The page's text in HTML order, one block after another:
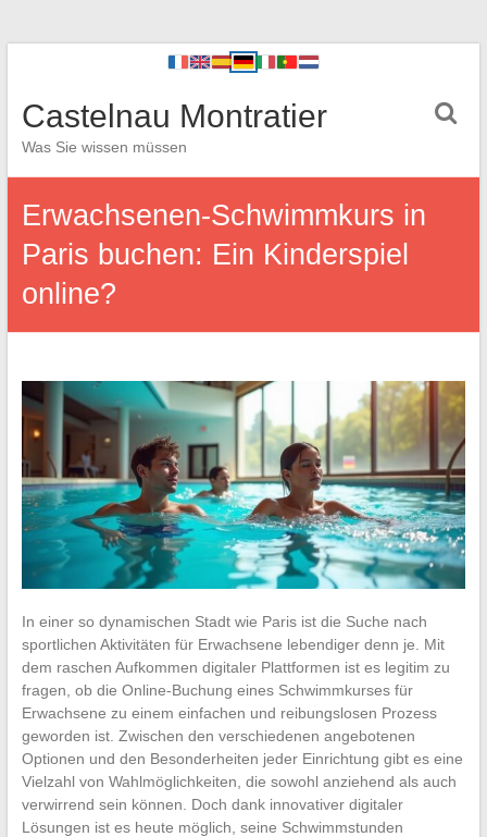
Castelnau Montratier
Was Sie wissen müssen
Erwachsenen-Schwimmkurs in
Paris buchen: Ein Kinderspiel
online?
In einer so dynamischen Stadt wie Paris ist die Suche nach
sportlichen Aktivitäten für Erwachsene lebendiger denn je. Mit
dem raschen Aufkommen digitaler Plattformen ist es legitim zu
fragen, ob die Online-Buchung eines Schwimmkurses für
Erwachsene zu einem einfachen und reibungslosen Prozess
geworden ist. Zwischen den verschiedenen angebotenen
Optionen und den Besonderheiten jeder Einrichtung gibt es eine
Vielzahl von Wahlmöglichkeiten, die sowohl anziehend als auch
verwirrend sein können. Doch dank innovativer digitaler
Lösungen ist es heute möglich, seine Schwimmstunden